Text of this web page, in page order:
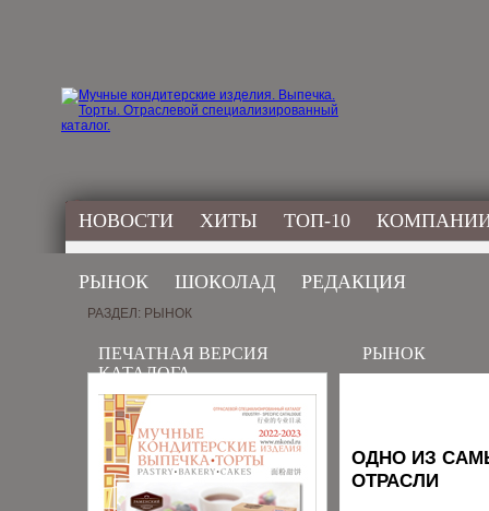
НОВОСТИ ХИТЫ ТОП-10
РЫНОК ШОКОЛАД РЕДАКЦИЯ
ПЕЧАТНАЯ ВЕРСИЯ
КАТАЛОГА
РАЗДЕЛ: РЫНОК
РЫНОК
ОДНО ИЗ
ОТРАСЛИ